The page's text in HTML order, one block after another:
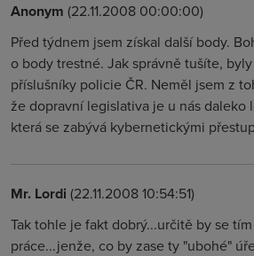
Anonym (22.11.2008 00:00:00)
Před týdnem jsem získal další body.
o body trestné. Jak správně tušíte,
příslušníky policie ČR. Neměl jsem z
že dopravní legislativa je u nás daleko
která se zabývá kybernetickými
Mr. Lordi (22.11.2008 10:54:51)
Tak tohle je fakt dobrý...určitě by se
práce...jenže, co by zase ty "ubohé"